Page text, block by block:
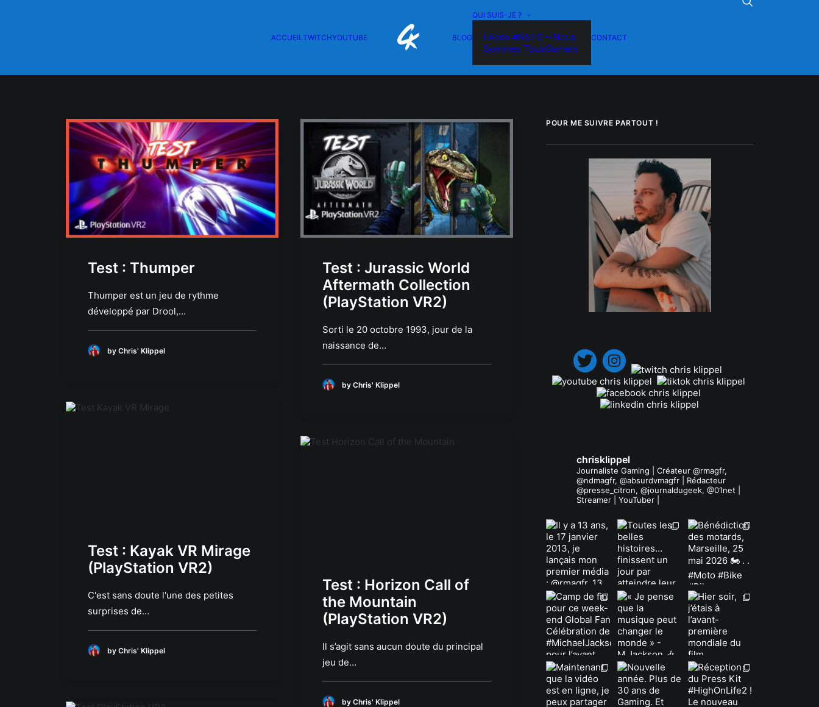
ACCUEILTWITCHYOUTUBE BLOG
QUI SUIS-JE ?
L’Asso #NSTG – Nous
Sommes TousGamers
CONTACT
Test : Thumper
Thumper est un jeu de rythme
développé par Drool,…
by Chris' Klippel
Test : Jurassic World
Aftermath Collection
(PlayStation VR2)
Sorti le 20 octobre 1993, jour de la
naissance de…
by Chris' Klippel
Test : Kayak VR Mirage
(PlayStation VR2)
C'est sans doute l'une des petites
surprises de…
by Chris' Klippel
Test : Horizon Call of
the Mountain
(PlayStation VR2)
Il s’agit sans aucun doute du principal
jeu de…
by Chris' Klippel
POUR ME SUIVRE PARTOUT !
chrisklippel
Journaliste Gaming | Créateur @rmagfr,
@ndmagfr, @absurdvmagfr | Rédacteur
@presse_citron, @journaldugeek, @01net |
Streamer | YouTuber |